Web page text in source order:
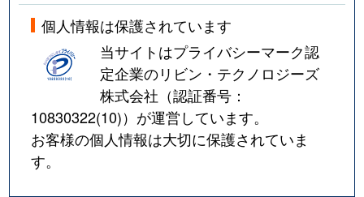
個人情報は保護されています
当サイトはプライバシーマーク認
定企業のリビン・テクノロジーズ
株式会社（認証番号：
10830322(10)）が運営しています。
お客様の個人情報は大切に保護されていま
す。